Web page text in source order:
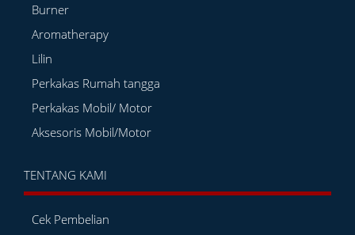
Burner
Aromatherapy
Lilin
Perkakas Rumah tangga
Perkakas Mobil/ Motor
Aksesoris Mobil/Motor
TENTANG KAMI
Cek Pembelian